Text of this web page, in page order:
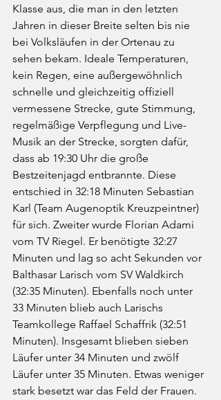
Klasse aus, die man in den letzten
Jahren in dieser Breite selten bis nie
bei Volksläufen in der Ortenau zu
sehen bekam. Ideale Temperaturen,
kein Regen, eine außergewöhnlich
schnelle und gleichzeitig offiziell
vermessene Strecke, gute Stimmung,
regelmäßige Verpflegung und Live-
Musik an der Strecke, sorgten dafür,
dass ab 19:30 Uhr die große
Bestzeitenjagd entbrannte. Diese
entschied in 32:18 Minuten Sebastian
Karl (Team Augenoptik Kreuzpeintner)
für sich. Zweiter wurde Florian Adami
vom TV Riegel. Er benötigte 32:27
Minuten und lag so acht Sekunden vor
Balthasar Larisch vom SV Waldkirch
(32:35 Minuten). Ebenfalls noch unter
33 Minuten blieb auch Larischs
Teamkollege Raffael Schaffrik (32:51
Minuten). Insgesamt blieben sieben
Läufer unter 34 Minuten und zwölf
Läufer unter 35 Minuten. Etwas weniger
stark besetzt war das Feld der Frauen.